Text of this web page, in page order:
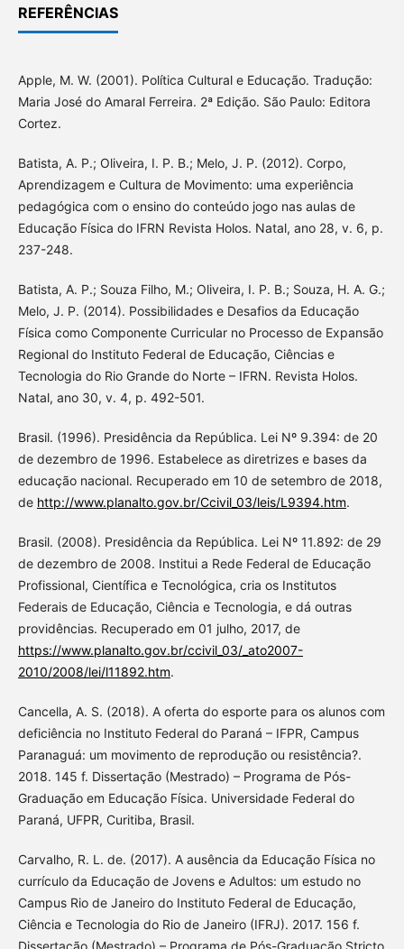
REFERÊNCIAS
Apple, M. W. (2001). Política Cultural e Educação. Tradução:
Maria José do Amaral Ferreira. 2ª Edição. São Paulo: Editora
Cortez.
Batista, A. P.; Oliveira, I. P. B.; Melo, J. P. (2012). Corpo,
Aprendizagem e Cultura de Movimento: uma experiência
pedagógica com o ensino do conteúdo jogo nas aulas de
Educação Física do IFRN Revista Holos. Natal, ano 28, v. 6, p.
237-248.
Batista, A. P.; Souza Filho, M.; Oliveira, I. P. B.; Souza, H. A. G.;
Melo, J. P. (2014). Possibilidades e Desafios da Educação
Física como Componente Curricular no Processo de Expansão
Regional do Instituto Federal de Educação, Ciências e
Tecnologia do Rio Grande do Norte – IFRN. Revista Holos.
Natal, ano 30, v. 4, p. 492-501.
Brasil. (1996). Presidência da República. Lei Nº 9.394: de 20
de dezembro de 1996. Estabelece as diretrizes e bases da
educação nacional. Recuperado em 10 de setembro de 2018,
de http://www.planalto.gov.br/Ccivil_03/leis/L9394.htm.
Brasil. (2008). Presidência da República. Lei Nº 11.892: de 29
de dezembro de 2008. Institui a Rede Federal de Educação
Profissional, Científica e Tecnológica, cria os Institutos
Federais de Educação, Ciência e Tecnologia, e dá outras
providências. Recuperado em 01 julho, 2017, de
https://www.planalto.gov.br/ccivil_03/_ato2007-
2010/2008/lei/l11892.htm.
Cancella, A. S. (2018). A oferta do esporte para os alunos com
deficiência no Instituto Federal do Paraná – IFPR, Campus
Paranaguá: um movimento de reprodução ou resistência?.
2018. 145 f. Dissertação (Mestrado) – Programa de Pós-
Graduação em Educação Física. Universidade Federal do
Paraná, UFPR, Curitiba, Brasil.
Carvalho, R. L. de. (2017). A ausência da Educação Física no
currículo da Educação de Jovens e Adultos: um estudo no
Campus Rio de Janeiro do Instituto Federal de Educação,
Ciência e Tecnologia do Rio de Janeiro (IFRJ). 2017. 156 f.
Dissertação (Mestrado) – Programa de Pós-Graduação Stricto